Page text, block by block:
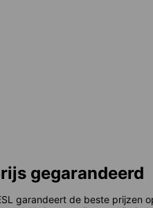
gegarandeerd
garandeert de beste prijzen